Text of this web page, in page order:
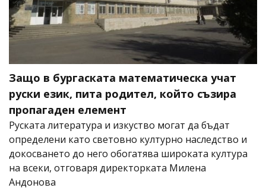
Защо в бургаската математическа учат
руски език, пита родител, който съзира
пропагаден елемент
Руската литература и изкуство могат да бъдат
определени като световно културно наследство и
докосването до него обогатява широката култура
на всеки, отговаря директорката Милена
Андонова